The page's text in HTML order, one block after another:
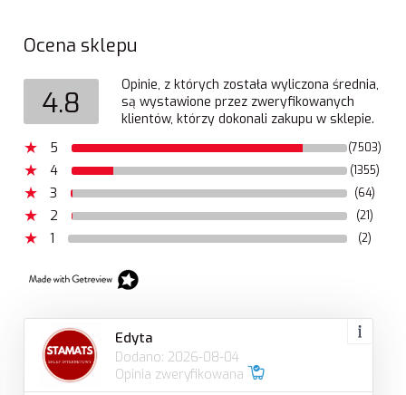
Ocena sklepu
4.8
Opinie, z których została wyliczona średnia,
są wystawione przez zweryfikowanych
klientów, którzy dokonali zakupu w sklepie.
5
(7503)
4 (1355)
3 (64)
2 (21)
1 (2)
Edyta
Dodano: 2026-08-04
Opinia zweryfikowana